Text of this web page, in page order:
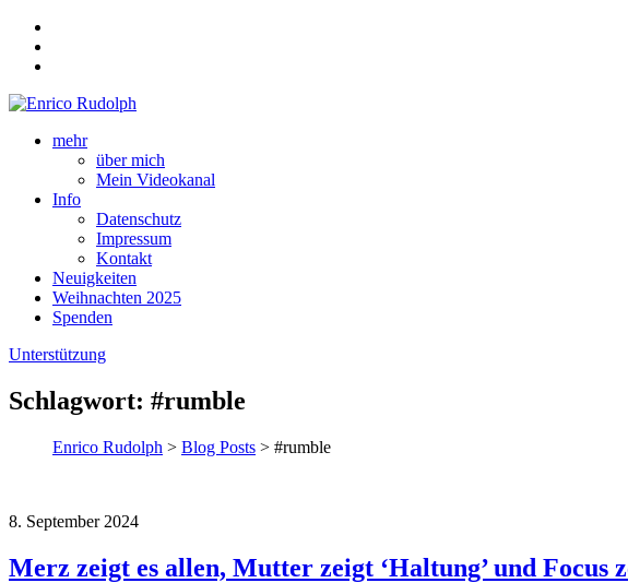
mehr
über mich
Mein Videokanal
Info
Datenschutz
Impressum
Kontakt
Neuigkeiten
Weihnachten 2025
Spenden
Unterstützung
Schlagwort: #rumble
Enrico Rudolph > Blog Posts > #rumble
8. September 2024
Merz zeigt es allen, Mutter zeigt ‘Haltung’ und